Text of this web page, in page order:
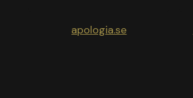
apologia.se